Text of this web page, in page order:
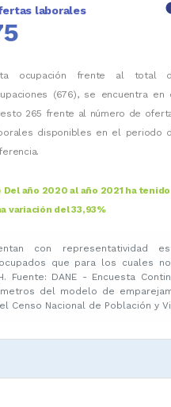
laborales
ocupación frente al total
(676), se encuentra en
265 frente al número de
disponibles en el periodo
Del año 2020 al año 2021 ha tenido
variación del 33,93%
con representatividad
que para los cuales
Fuente: DANE - Encuesta
del modelo de
Nacional de Población y